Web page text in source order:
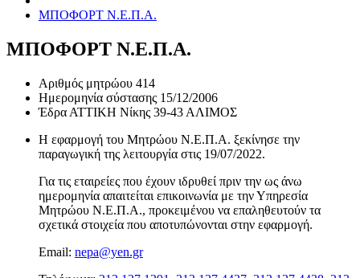
ΜΠΟΦΟΡΤ Ν.Ε.Π.Α.
ΜΠΟΦΟΡΤ Ν.Ε.Π.Α.
Αριθμός μητρώου 414
Ημερομηνία σύστασης 15/12/2006
Έδρα ΑΤΤΙΚΗ Νίκης 39-43 ΑΛΙΜΟΣ
Η εφαρμογή του Μητρώου Ν.Ε.Π.Α. ξεκίνησε την
παραγωγική της λειτουργία στις 19/07/2022.
Για τις εταιρείες που έχουν ιδρυθεί πριν την ως άνω
ημερομηνία απαιτείται επικοινωνία με την Υπηρεσία
Μητρώου Ν.Ε.Π.Α., προκειμένου να επαληθευτούν τα
σχετικά στοιχεία που αποτυπώνονται στην εφαρμογή.
Email: nepa@yen.gr